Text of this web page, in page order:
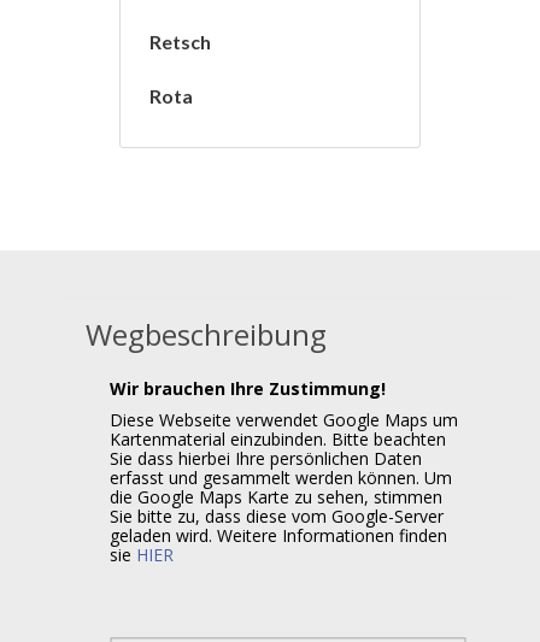
Retsch
Rota
Wegbeschreibung
Wir brauchen Ihre Zustimmung!
Diese Webseite verwendet Google Maps um
Kartenmaterial einzubinden. Bitte beachten
Sie dass hierbei Ihre persönlichen Daten
erfasst und gesammelt werden können. Um
die Google Maps Karte zu sehen, stimmen
Sie bitte zu, dass diese vom Google-Server
geladen wird. Weitere Informationen finden
sie HIER